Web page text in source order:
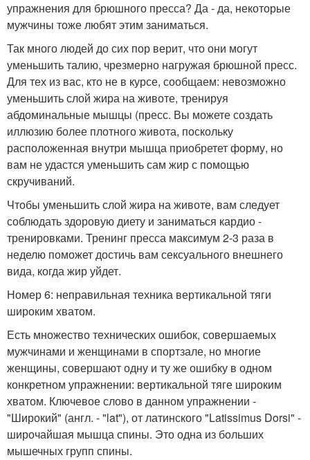
упражнения для брюшного пресса? Да - да, некоторые
мужчины тоже любят этим заниматься.
Так много людей до сих пор верит, что они могут
уменьшить талию, чрезмерно нагружая брюшной пресс.
Для тех из вас, кто не в курсе, сообщаем: невозможно
уменьшить слой жира на животе, тренируя
абдоминальные мышцы (пресс. Вы можете создать
иллюзию более плотного живота, поскольку
расположенная внутри мышца приобретет форму, но
вам не удастся уменьшить сам жир с помощью
скручиваний.
Чтобы уменьшить слой жира на животе, вам следует
соблюдать здоровую диету и заниматься кардио -
тренировками. Тренинг пресса максимум 2-3 раза в
неделю поможет достичь вам сексуального внешнего
вида, когда жир уйдет.
Номер 6: неправильная техника вертикальной тяги
широким хватом.
Есть множество технических ошибок, совершаемых
мужчинами и женщинами в спортзале, но многие
женщины, совершают одну и ту же ошибку в одном
конкретном упражнении: вертикальной тяге широким
хватом. Ключевое слово в данном упражнении -
"Широкий" (англ. - "lat"), от латинского "Latissimus Dorsi" -
широчайшая мышца спины. Это одна из больших
мышечных групп спины.